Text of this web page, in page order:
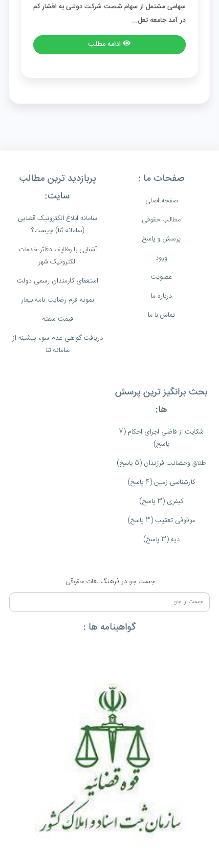
سهامی مشتمل از سهام شصت شرکت دولتی به اقشار کم
در آمد جامعه تعل...
ادامه مطلب
صفحات ما :
صفحه اصلی
مطالب حقوقی
پرسش و پاسخ
ورود
عضویت
درباره ما
تماس با ما
پربازدید ترین مطالب
سایت:
سامانه ابلاغ الکترونیک قضایی
(سامانه ثنا) چیست؟
آشنایی با وظایف دفاتر خدمات
الکترونیک شهر
استعفای کارمندان رسمی دولت
نمونه فرم رضایت نامه بیمار
قیمت سفته
دریافت گواهی عدم سوء پیشینه از
سامانه ثنا
بحث برانگیز ترین پرسش
ها:
شکایت از قاضی اجرای احکام (7
پاسخ)
طلاق وحضانت فرزندان (5 پاسخ)
کارشناسی زمین (4 پاسخ)
کیفری (3 پاسخ)
موقوفی تعقیب (3 پاسخ)
دیه (3 پاسخ)
جست جو در فرهنگ لغات حقوقی:
گواهینامه ها :